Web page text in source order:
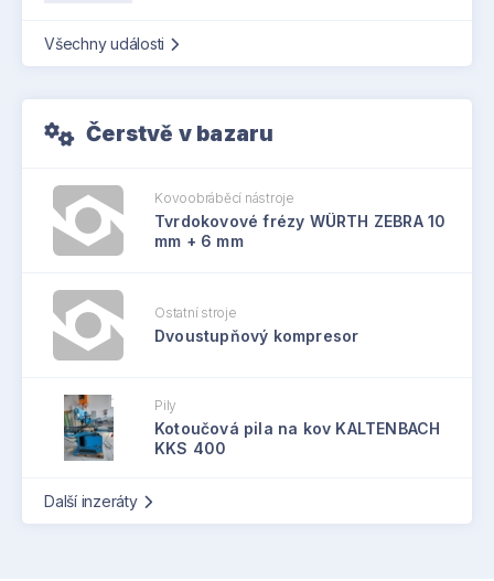
Všechny události
Čerstvě v bazaru
Kovoobráběcí nástroje
Tvrdokovové frézy WÜRTH ZEBRA 10
mm + 6 mm
Ostatní stroje
Dvoustupňový kompresor
Pily
Kotoučová pila na kov KALTENBACH
KKS 400
Další inzeráty